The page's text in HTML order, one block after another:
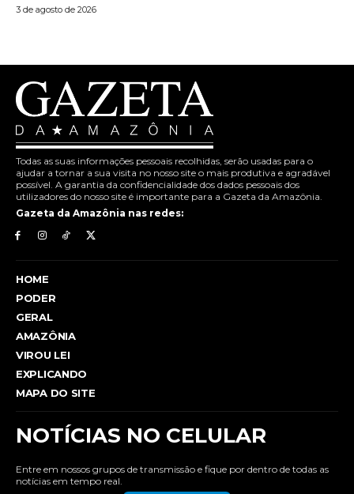
3 de agosto de 2026
Todas as suas informações pessoais recolhidas, serão usadas para o
ajudar a tornar a sua visita no nosso site o mais produtiva e agradável
possível. A garantia da confidencialidade dos dados pessoais dos
utilizadores do nosso site é importante para a Gazeta da Amazônia.
Gazeta da Amazônia nas redes:
HOME
PODER
GERAL
AMAZÔNIA
VIROU LEI
EXPLICANDO
MAPA DO SITE
NOTÍCIAS NO CELULAR
Entre em nossos grupos de transmissão e fique por dentro de todas as
notícias em tempo real.